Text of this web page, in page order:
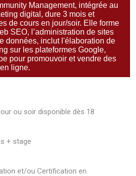
Management, intégrée au
digital, dure 3 mois et
de cours en jour/soir. Elle forme
SEO, l’administration de sites
données, inclut l'élaboration de
sur les plateformes Google,
pour promouvoir et vendre des
ligne.
ou soir disponible dès 18
+ stage
et/ou Certification en